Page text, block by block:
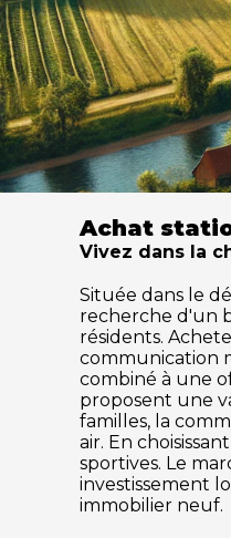
Achat
Vivez dans la
Située dans le
recherche d'un
résidents.
communication
combiné à une
proposent une
familles, la
air. En
sportives. Le
investissement
immobilier neuf.